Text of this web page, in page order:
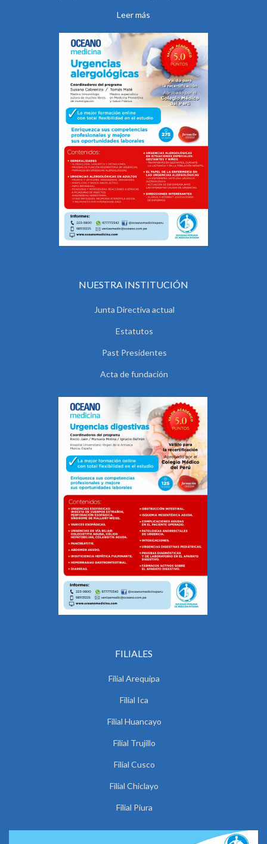
Leer más
NUESTRA INSTITUCIÓN
Junta Directiva actual
Estatutos
Past Presidentes
Acta de fundación
FILIALES
Filial Arequipa
Filial Ica
Filial Huancayo
Filial Trujillo
Filial Cusco
Filial Chiclayo
Filial Piura